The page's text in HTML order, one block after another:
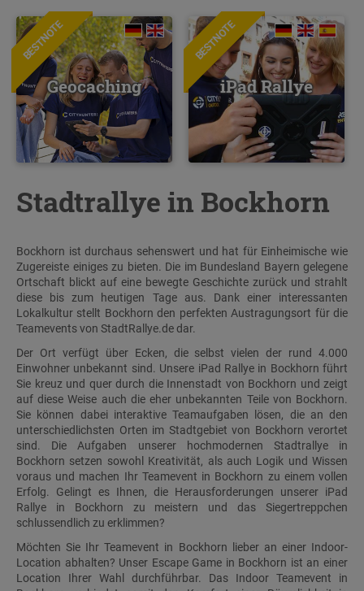
BESTNOTE
Geocaching
BESTNOTE
iPad Rallye
Stadtrallye in Bockhorn
Bockhorn ist durchaus sehenswert und hat für Einheimische wie
Zugereiste einiges zu bieten. Die im Bundesland Bayern gelegene
Ortschaft blickt auf eine bewegte Geschichte zurück und strahlt
diese bis zum heutigen Tage aus. Dank einer interessanten
Lokalkultur stellt Bockhorn den perfekten Austragungsort für die
Teamevents von StadtRallye.de dar.
Der Ort verfügt über Ecken, die selbst vielen der rund 4.000
Einwohner unbekannt sind. Unsere iPad Rallye in Bockhorn führt
Sie kreuz und quer durch die Innenstadt von Bockhorn und zeigt
auf diese Weise auch die eher unbekannten Teile von Bockhorn.
Sie können dabei interaktive Teamaufgaben lösen, die an den
unterschiedlichsten Orten im Stadtgebiet von Bockhorn verortet
sind. Die Aufgaben unserer hochmodernen Stadtrallye in
Bockhorn setzen sowohl Kreativität, als auch Logik und Wissen
voraus und machen Ihr Teamevent in Bockhorn zu einem vollen
Erfolg. Gelingt es Ihnen, die Herausforderungen unserer iPad
Rallye in Bockhorn zu meistern und das Siegertreppchen
schlussendlich zu erklimmen?
Möchten Sie Ihr Teamevent in Bockhorn lieber an einer Indoor-
Location abhalten? Unser Escape Game in Bockhorn ist an einer
Location Ihrer Wahl durchführbar. Das Indoor Teamevent in